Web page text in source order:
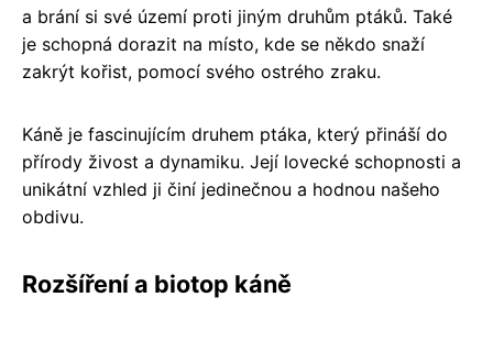
a brání si své území proti jiným druhům ptáků. Také
je schopná dorazit na místo, kde se někdo snaží
zakrýt kořist, pomocí svého ostrého zraku.
Káně je fascinujícím druhem ptáka, který přináší do
přírody živost a dynamiku. Její lovecké schopnosti a
unikátní vzhled ji činí jedinečnou a hodnou našeho
obdivu.
Rozšíření a biotop káně